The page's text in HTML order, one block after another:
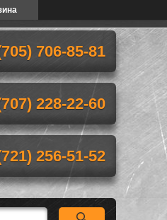
706-85-81
228-22-60
256-51-52